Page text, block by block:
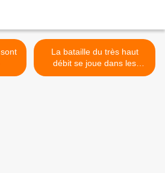
La bataille du très haut
débit se joue dans les
campagnes >